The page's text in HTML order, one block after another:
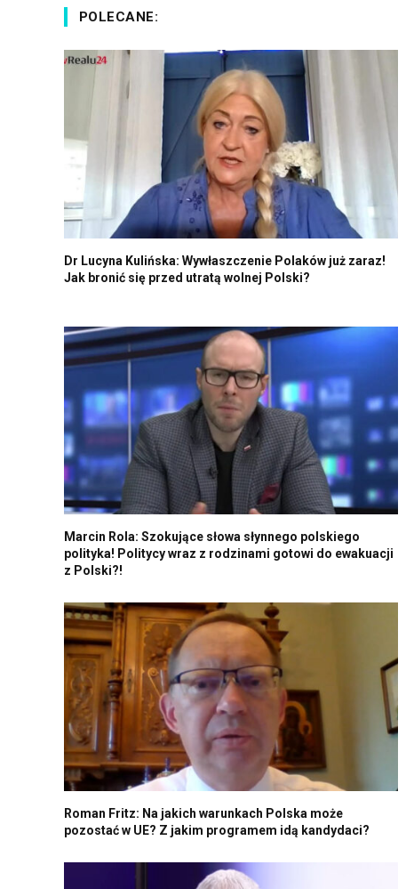
POLECANE:
Dr Lucyna Kulińska: Wywłaszczenie Polaków już zaraz!
Jak bronić się przed utratą wolnej Polski?
Marcin Rola: Szokujące słowa słynnego polskiego
polityka! Politycy wraz z rodzinami gotowi do ewakuacji
z Polski?!
Roman Fritz: Na jakich warunkach Polska może
pozostać w UE? Z jakim programem idą kandydaci?